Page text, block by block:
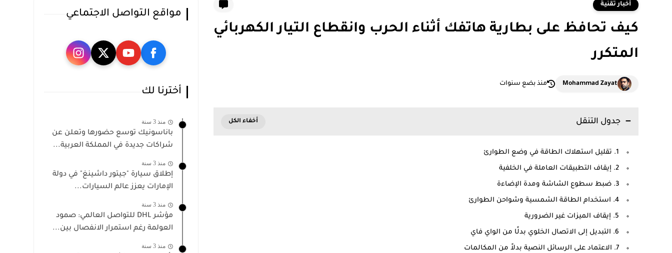
أخبار تقنية
كيف تحافظ على بطارية هاتفك أثناء الحرب وانقطاع التيار الكهربائي
المتكرر
Mohammad Zayat منذ بضع سنوات
جدول التنقل
1. تقليل استهلاك الطاقة في وضع الطوارئ
2. إيقاف التطبيقات العاملة في الخلفية
3. ضبط سطوع الشاشة ومدة الإضاءة
4. استخدام الطاقة الشمسية وشواحن الطوارئ
5. إيقاف الميزات غير الضرورية
6. التبديل إلى الاتصال الخلوي بدلًا من الواي فاي
7. الاعتماد على الرسائل النصية بدلاً من المكالمات
مواقع التواصل الاجتماعي
أخترنا لك
منذ 3 سنة
باناسونيك توسع حضورها وتعلن عن
شراكات جديدة في المملكة العربية...
منذ 3 سنة
إطلاق سيارة "جيتور داشينغ" في دولة
الإمارات يعزز عالم السيارات...
منذ 3 سنة
مؤشر DHL للتواصل العالمي: صمود
العولمة رغم استمرار الانفصال بين...
منذ 3 سنة